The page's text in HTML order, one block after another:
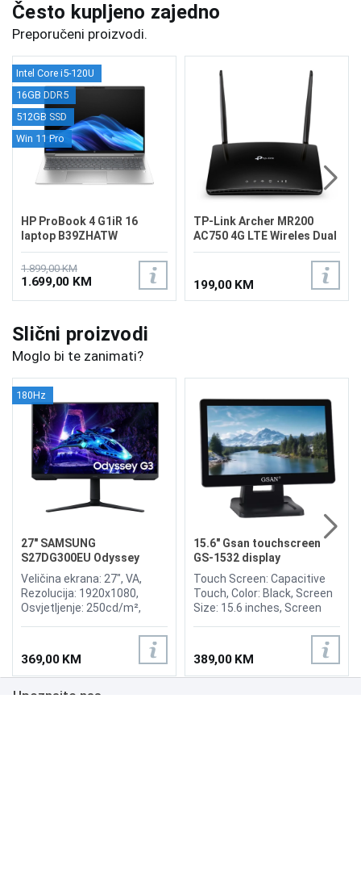
Često kupljeno zajedno
Preporučeni proizvodi.
Intel Core i5-120U
16GB DDR5
512GB SSD
Win 11 Pro
HP ProBook 4 G1iR 16
laptop B39ZHATW
1.899,00 KM
1.699,00 KM
TP-Link Archer MR200
AC750 4G LTE Wireles Dual
Band Router
199,00 KM
Slični proizvodi
Moglo bi te zanimati?
180Hz
27" SAMSUNG
S27DG300EU Odyssey
Gaming G3 180Hz Display
Veličina ekrana: 27", VA,
Rezolucija: 1920x1080,
Osvjetljenje: 250cd/m²,
FreeSync, Kontrast: 3.000:1,
Priključci: HDMI 1.4,
DisplayPort 1.4
369,00 KM
15.6" Gsan touchscreen
GS-1532 display
Touch Screen: Capacitive
Touch, Color: Black, Screen
Size: 15.6 inches, Screen
H150°/V130°, Brightness:
Resolution): 1366*768, Input
Power: 12V, 3.0A, Input
389,00 KM
Upoznajte nas